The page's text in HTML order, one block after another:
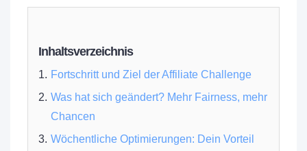
Inhaltsverzeichnis
Fortschritt und Ziel der Affiliate Challenge
Was hat sich geändert? Mehr Fairness, mehr
Chancen
Wöchentliche Optimierungen: Dein Vorteil